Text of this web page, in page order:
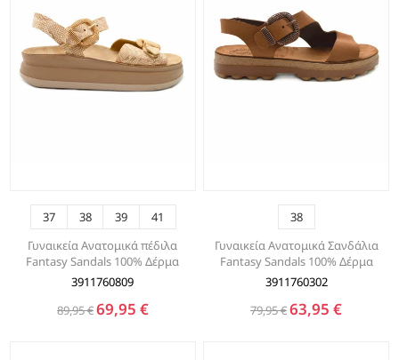
37 38 39
41
Γυναικεία Ανατομικά πέδιλα
Fantasy Sandals 100% Δέρμα
3911760809
89,95 €69,95 €
38
Γυναικεία Ανατομικά Σανδάλια
Fantasy Sandals 100% Δέρμα
3911760302
79,95 €63,95 €